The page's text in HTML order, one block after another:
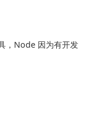
，Node 因为有开发